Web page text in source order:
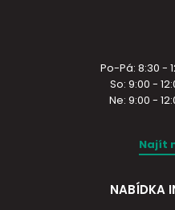
Po-Pá: 8:30 -
So: 9:00 -
Ne: 9:00 -
Najít
NABÍDKA